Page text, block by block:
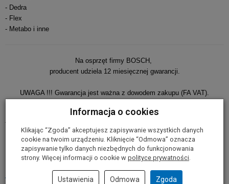
- Dedra
- Flex
- Metabo i inne
Na osprzęt firmy BOSCH,
producent udziela 12 miesięcznej gwarancji.
UWAGA !!! Gwarancja jest ważna z dowodem zakupu (FA VAT).
Polecane produkty
Informacja o cookies
Klikając “Zgoda” akceptujesz zapisywanie wszystkich danych
cookie na twoim urządzeniu. Kliknięcie “Odmowa” oznacza
zapisywanie tylko danych niezbędnych do funkcjonowania
strony. Więcej informacji o cookie w polityce prywatności
Ustawienia Odmowa Zgoda